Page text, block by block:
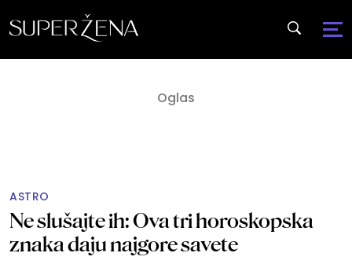
ASTRO
Ne slušajte ih: Ova tri horoskopska
znaka daju najgore savete